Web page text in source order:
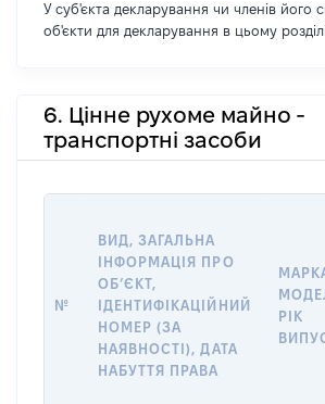
У суб'єкта декларування чи членів його
об'єкти для декларування в цьому
6. Цінне рухоме майно -
транспортні засоби
№
ВИД, ЗАГАЛЬНА
ІНФОРМАЦІЯ ПРО
ОБʼЄКТ,
ІДЕНТИФІКАЦІЙНИЙ
НОМЕР (ЗА
НАЯВНОСТІ), ДАТА
НАБУТТЯ ПРАВА
РІК